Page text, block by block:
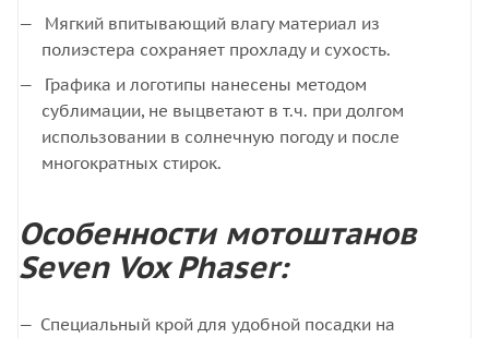
Мягкий впитывающий влагу материал из
полиэстера сохраняет прохладу и сухость.
Графика и логотипы нанесены методом
сублимации, не выцветают в т.ч. при долгом
использовании в солнечную погоду и после
многократных стирок.
Особенности мотоштанов
Seven Vox Phaser:
Специальный крой для удобной посадки на